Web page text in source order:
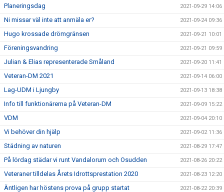
Planeringsdag 2021-09-29 14:06
Ni missar väl inte att anmäla er? 2021-09-24 09:36
Hugo krossade drömgränsen 2021-09-21 10:01
Föreningsvandring 2021-09-21 09:59
Julian & Elias representerade Småland 2021-09-20 11:41
Veteran-DM 2021 2021-09-14 06:00
Lag-UDM i Ljungby 2021-09-13 18:38
Info till funktionärerna på Veteran-DM 2021-09-09 15:22
VDM 2021-09-04 20:10
Vi behöver din hjälp 2021-09-02 11:36
Städning av naturen 2021-08-29 17:47
På lördag städar vi runt Vandalorum och Osudden 2021-08-26 20:22
Veteraner tilldelas Årets Idrottsprestation 2020 2021-08-23 12:20
Äntligen har höstens prova på grupp startat 2021-08-22 20:39